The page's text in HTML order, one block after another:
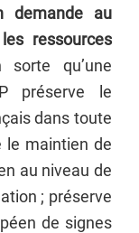
demande au
ressources
qu’une
préserve le
dans toute
le maintien de
au niveau de
; préserve
de signes